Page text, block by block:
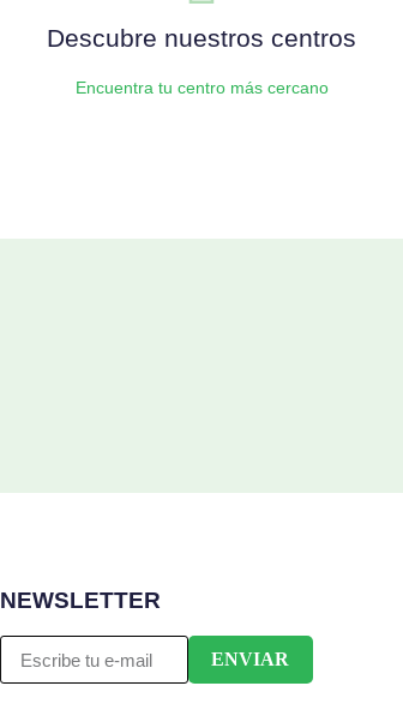
Descubre nuestros centros
Encuentra tu centro más cercano
NEWSLETTER